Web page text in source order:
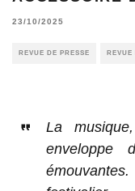
23/10/2025
REVUE DE PRESSE
La
enveloppe